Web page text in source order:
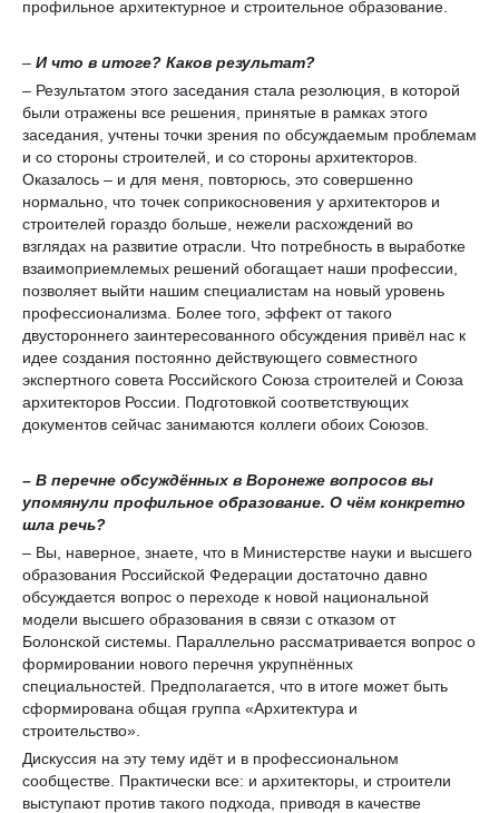
профильное архитектурное и строительное образование.
– И что в итоге? Каков результат?
– Результатом этого заседания стала резолюция, в которой
были отражены все решения, принятые в рамках этого
заседания, учтены точки зрения по обсуждаемым проблемам
и со стороны строителей, и со стороны архитекторов.
Оказалось – и для меня, повторюсь, это совершенно
нормально, что точек соприкосновения у архитекторов и
строителей гораздо больше, нежели расхождений во
взглядах на развитие отрасли. Что потребность в выработке
взаимоприемлемых решений обогащает наши профессии,
позволяет выйти нашим специалистам на новый уровень
профессионализма. Более того, эффект от такого
двустороннего заинтересованного обсуждения привёл нас к
идее создания постоянно действующего совместного
экспертного совета Российского Союза строителей и Союза
архитекторов России. Подготовкой соответствующих
документов сейчас занимаются коллеги обоих Союзов.
– В перечне обсуждённых в Воронеже вопросов вы
упомянули профильное образование. О чём конкретно
шла речь?
– Вы, наверное, знаете, что в Министерстве науки и высшего
образования Российской Федерации достаточно давно
обсуждается вопрос о переходе к новой национальной
модели высшего образования в связи с отказом от
Болонской системы. Параллельно рассматривается вопрос о
формировании нового перечня укрупнённых
специальностей. Предполагается, что в итоге может быть
сформирована общая группа «Архитектура и
строительство».
Дискуссия на эту тему идёт и в профессиональном
сообществе. Практически все: и архитекторы, и строители
выступают против такого подхода, приводя в качестве